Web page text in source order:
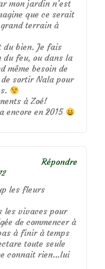
mon jardin n’est
que ce serait
terrain à
du bien. Je fais
du feu, ou dans la
même besoin de
sortir Nala pour
à Zoé!
encore en 2015
les fleurs
les vivaces pour
de commencer à
à finir à temps
toute seule
connait rien…lui
Répondre